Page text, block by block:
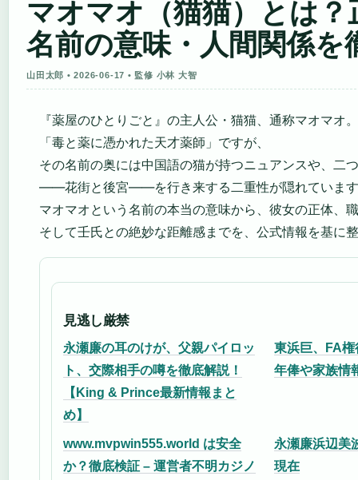
マオマオ（猫猫）とは？
名前の意味・人間関係を
山田太郎 • 2026-06-17 • 監修 小林 大智
『薬屋のひとりごと』の主人公・猫猫、通称マオマオ
「毒と薬に憑かれた天才薬師」ですが、
その名前の奥には中国語の猫が持つニュアンスや、二
——花街と後宮——を行き来する二重性が隠れていま
マオマオという名前の本当の意味から、彼女の正体、
そして壬氏との絶妙な距離感までを、公式情報を基に
見逃し厳禁
永瀬廉の耳のけが、父親パイロッ
ト、交際相手の噂を徹底解説！
【King & Prince最新情報まと
め】
東浜巨、FA
年俸や家族情
www.mvpwin555.world は安全
か？徹底検証 – 運営者不明カジノ
永瀬廉浜辺美
現在